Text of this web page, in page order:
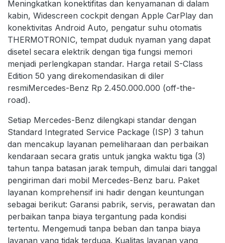
Meningkatkan konektifitas dan kenyamanan di dalam
kabin, Widescreen cockpit dengan Apple CarPlay dan
konektivitas Android Auto, pengatur suhu otomatis
THERMOTRONIC, tempat duduk nyaman yang dapat
disetel secara elektrik dengan tiga fungsi memori
menjadi perlengkapan standar. Harga retail S-Class
Edition 50 yang direkomendasikan di diler
resmiMercedes-Benz Rp 2.450.000.000 (off-the-
road).
Setiap Mercedes-Benz dilengkapi standar dengan
Standard Integrated Service Package (ISP) 3 tahun
dan mencakup layanan pemeliharaan dan perbaikan
kendaraan secara gratis untuk jangka waktu tiga (3)
tahun tanpa batasan jarak tempuh, dimulai dari tanggal
pengiriman dari mobil Mercedes-Benz baru. Paket
layanan komprehensif ini hadir dengan keuntungan
sebagai berikut: Garansi pabrik, servis, perawatan dan
perbaikan tanpa biaya tergantung pada kondisi
tertentu. Mengemudi tanpa beban dan tanpa biaya
layanan yang tidak terduga. Kualitas layanan yang